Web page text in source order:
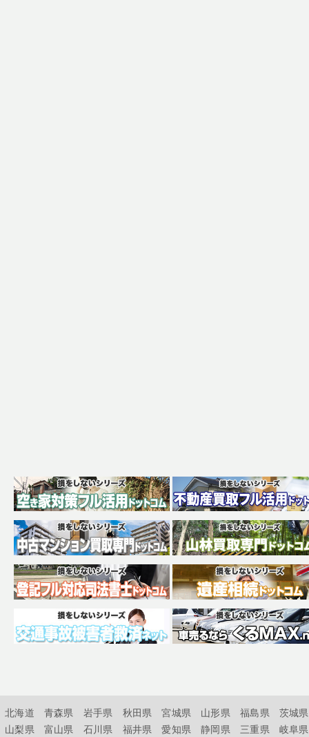
北海道 青森県 岩手県 秋田県 宮城県 山形県 福島県
茨城県
山梨県
富山県 石川県 福井県 愛知県 静岡県 三重県
岐阜県